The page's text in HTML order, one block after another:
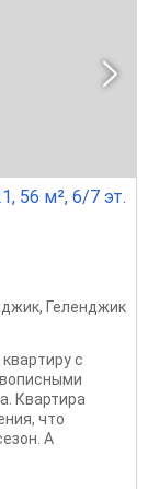
56 м², 6/7 эт.
, Геленджик
c
Квaртира
чтo
A